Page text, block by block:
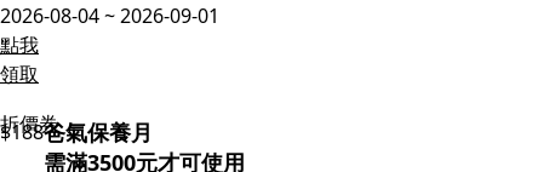
2026-08-04 ~ 2026-09-01
點我
領取
折價券
$188爸氣保養月
需滿3500元才可使用